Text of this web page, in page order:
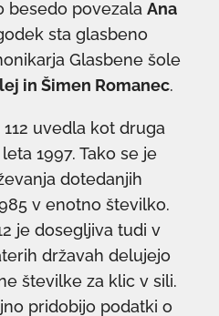
besedo povezala Ana
sta glasbeno
Glasbene šole
in Šimen Romanec.
uvedla kot druga
1997. Tako se je
dotedanjih
v enotno številko.
je dosegljiva tudi v
državah delujejo
številke za klic v sili.
pridobijo podatki o